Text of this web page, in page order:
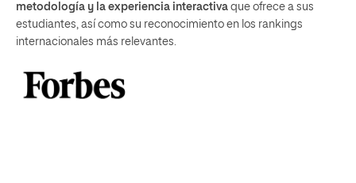
metodología y la experiencia interactiva que ofrece a sus
estudiantes, así como su reconocimiento en los rankings
internacionales más relevantes.